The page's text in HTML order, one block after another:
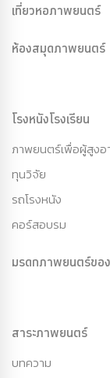
เที่ยวหอภาพยนตร์
ห้องสมุดภาพยนตร์
โรงหนังโรงเรียน
ภาพยนตร์เพื่อผู้สูงอ
ทุนวิจัย
รถโรงหนัง
คอร์สอบรม
มรดกภาพยนตร์ขอ
สาระภาพยนตร์
บทความ